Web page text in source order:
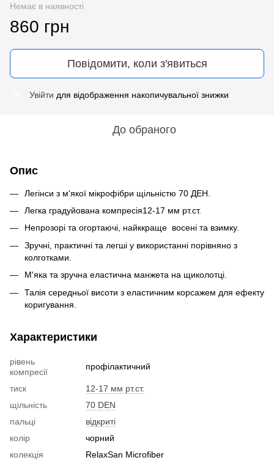
Немає в наявності
860 грн
Повідомити, коли з'явиться
Увійти для відображення накопичувальної знижки
До обраного
Опис
Легінси з м'якої мікрофібри щільністю 70 ДЕН.
Легка градуйована компресія12-17 мм рт.ст.
Непрозорі та огортаючі, найккраще восені та взимку.
Зручні, практичні та легші у використанні порівняно з
колготками.
М'яка та зручна еластична манжета на щиколотці.
Талія середньої висоти з еластичним корсажем для ефекту
коригування.
Характеристики
рівень
компресії
профілактичний
тиск
12-17 мм рт.ст.
щільність
70 DEN
пальці
відкриті
колір
чорний
колекція
RelaxSan Microfiber